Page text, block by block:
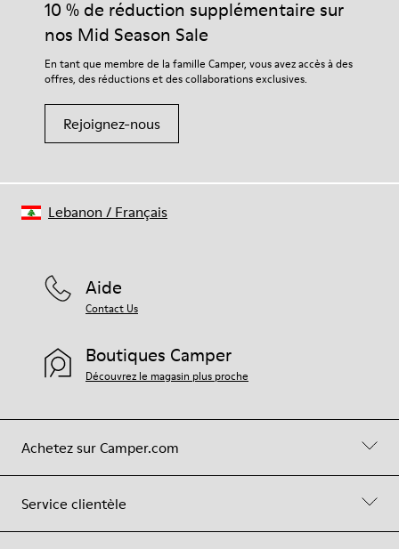
10 % de réduction supplémentaire sur
nos Mid Season Sale
En tant que membre de la famille Camper, vous avez accès à des
offres, des réductions et des collaborations exclusives.
Rejoignez-nous
Achetez sur Camper.com
Service clientèle
Aide
Contact Us
Boutiques Camper
Découvrez le magasin plus proche
Lebanon / Français